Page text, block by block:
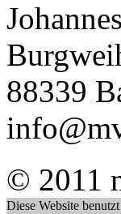
88339
© 2011
Diese Website